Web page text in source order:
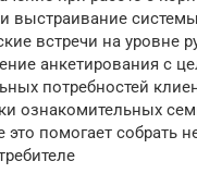
выстраивание
встречи на уровне
анкетирования с
потребностей
ознакомительных
это помогает собрать